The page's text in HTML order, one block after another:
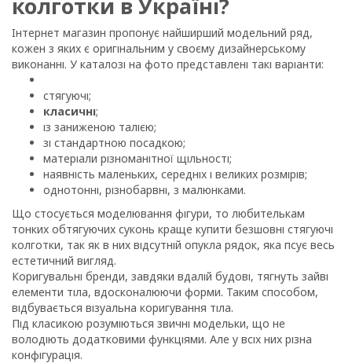
колготки в Україні?
Інтернет магазин пропонує найширший модельний ряд,
кожен з яких є оригінальним у своєму дизайнерському
виконанні. У каталозі на фото представлені такі варіанти:
стягуючі;
класичні;
із заниженою талією;
зі стандартною посадкою;
матеріали різноманітної щільності;
наявність маленьких, середніх і великих розмірів;
однотонні, різнобарвні, з малюнками.
Що стосується моделювання фігури, то любителькам
тонких обтягуючих суконь краще купити безшовні стягуючі
колготки, так як в них відсутній опукла рядок, яка псує весь
естетичний вигляд.
Коригувальні бренди, завдяки вдалій будові, тягнуть зайві
елементи тіла, вдосконалюючи форми. Таким способом,
відбувається візуальна коригування тіла.
Під класикою розуміються звичні модельки, що не
володіють додатковими функціями. Але у всіх них різна
конфігурація.